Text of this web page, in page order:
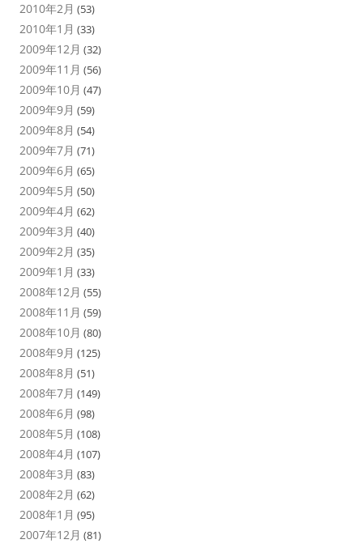
2010年2月 (53)
2010年1月 (33)
2009年12月 (32)
2009年11月 (56)
2009年10月 (47)
2009年9月 (59)
2009年8月 (54)
2009年7月 (71)
2009年6月 (65)
2009年5月 (50)
2009年4月 (62)
2009年3月 (40)
2009年2月 (35)
2009年1月 (33)
2008年12月 (55)
2008年11月 (59)
2008年10月 (80)
2008年9月 (125)
2008年8月 (51)
2008年7月 (149)
2008年6月 (98)
2008年5月 (108)
2008年4月 (107)
2008年3月 (83)
2008年2月 (62)
2008年1月 (95)
2007年12月 (81)